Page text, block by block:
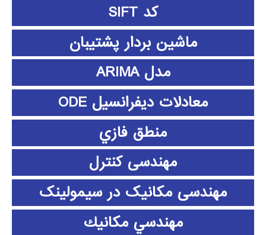
کد SIFT
ماشین بردار پشتیبان
مدل ARIMA
معادلات دیفرانسیل ODE
منطق فازي
مهندسی کنترل
مهندسی مکانیک در سیمولینک
مهندسي مكانيك